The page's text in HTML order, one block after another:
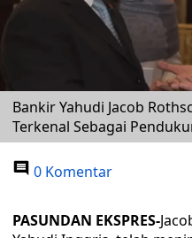
Bankir Yahudi Jacob
Terkenal Sebagai
0 Komentar
PASUNDAN EKSPRES-